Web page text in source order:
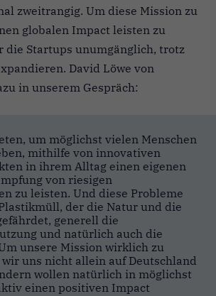
zweitrangig. Um diese Mission zu
globalen Impact leisten zu
die Startups unumgänglich, trotz
David Löwe von
in unserem Gespräch:
um möglichst vielen Menschen
mithilfe von innovativen
in ihrem Alltag einen eigenen
von riesigen
zu leisten. Und diese Probleme
der die Natur und die
generell die
und natürlich auch die
unsere Mission wirklich zu
uns nicht allein auf Deutschland
wollen natürlich in möglichst
einen positiven Impact